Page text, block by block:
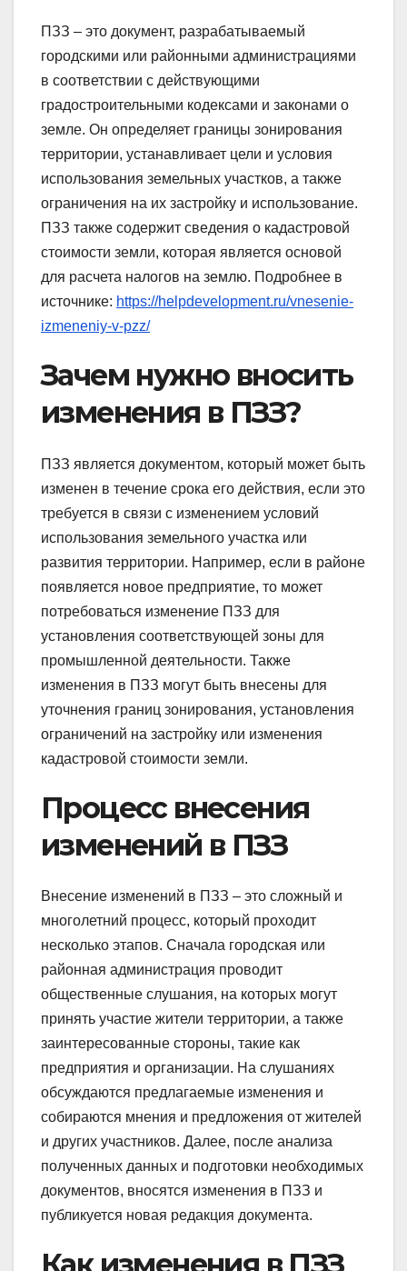
ПЗЗ – это документ, разрабатываемый
городскими или районными администрациями
в соответствии с действующими
градостроительными кодексами и законами о
земле. Он определяет границы зонирования
территории, устанавливает цели и условия
использования земельных участков, а также
ограничения на их застройку и использование.
ПЗЗ также содержит сведения о кадастровой
стоимости земли, которая является основой
для расчета налогов на землю. Подробнее в
источнике: https://helpdevelopment.ru/vnesenie-
izmeneniy-v-pzz/
Зачем нужно вносить
изменения в ПЗЗ?
ПЗЗ является документом, который может быть
изменен в течение срока его действия, если это
требуется в связи с изменением условий
использования земельного участка или
развития территории. Например, если в районе
появляется новое предприятие, то может
потребоваться изменение ПЗЗ для
установления соответствующей зоны для
промышленной деятельности. Также
изменения в ПЗЗ могут быть внесены для
уточнения границ зонирования, установления
ограничений на застройку или изменения
кадастровой стоимости земли.
Процесс внесения
изменений в ПЗЗ
Внесение изменений в ПЗЗ – это сложный и
многолетний процесс, который проходит
несколько этапов. Сначала городская или
районная администрация проводит
общественные слушания, на которых могут
принять участие жители территории, а также
заинтересованные стороны, такие как
предприятия и организации. На слушаниях
обсуждаются предлагаемые изменения и
собираются мнения и предложения от жителей
и других участников. Далее, после анализа
полученных данных и подготовки необходимых
документов, вносятся изменения в ПЗЗ и
публикуется новая редакция документа.